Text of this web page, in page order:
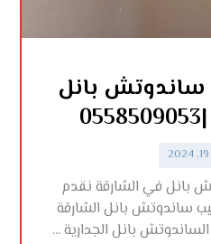
ساندوتش بانل
بانل في الشارقة نقدم
ساندوتش بانل الشارقة
بانل الجدارية ...